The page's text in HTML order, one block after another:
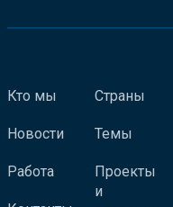
Кто мы
Новости
Работа
Страны
Темы
Проекты
и